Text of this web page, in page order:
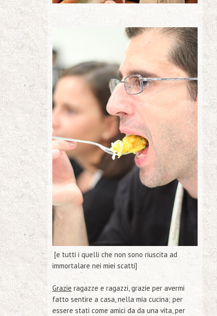
[e tutti i quelli che non sono riuscita ad
immortalare nei miei scatti]
Grazie ragazze e ragazzi, grazie per avermi
fatto sentire a casa, nella mia cucina; per
essere stati come amici da da una vita, per